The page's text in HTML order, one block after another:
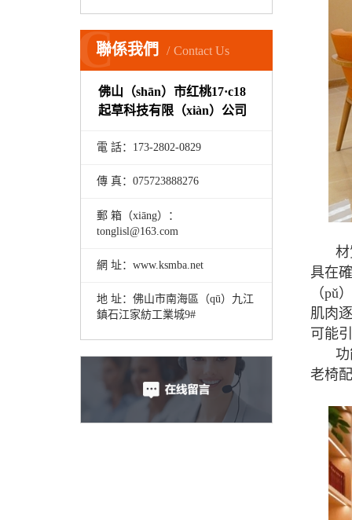
聯係我們 Contact Us
C
佛山（shān）市红桃17·c18
起草科技有限（xiàn）公司
電 話：173-2802-0829
傳 真：075723888276
郵 箱（xiāng）：
tonglisl@163.com
網 址：www.ksmba.net
地 址：佛山市南海區（qū）九江
鎮石江家紡工業城9#
具在
（pǔ
肌肉
可能
老椅